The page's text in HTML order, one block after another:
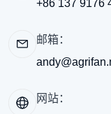
+86 137 9176
邮箱：
网站：